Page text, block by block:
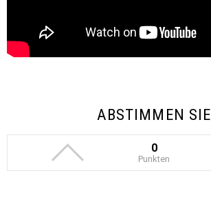
ABSTIMMEN SIE
0
Punkten